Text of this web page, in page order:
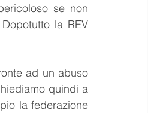
se non
la REV
ad un abuso
quindi a
la federazione